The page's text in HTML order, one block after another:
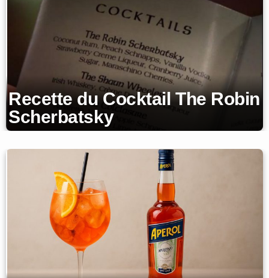
Recette du Cocktail The Robin
Scherbatsky